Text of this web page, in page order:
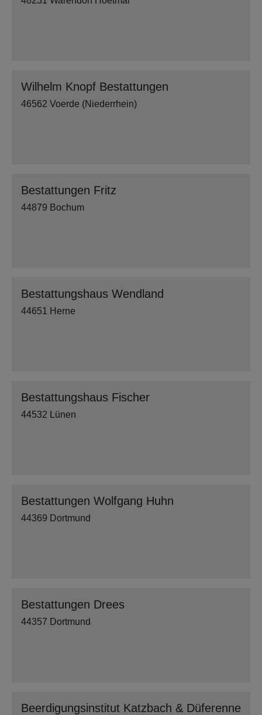
Wilhelm Knopf Bestattungen
46562 Voerde (Niederrhein)
Bestattungen Fritz
44879 Bochum
Bestattungshaus Wendland
44651 Herne
Bestattungshaus Fischer
44532 Lünen
Bestattungen Wolfgang Huhn
44369 Dortmund
Bestattungen Drees
44357 Dortmund
Beerdigungsinstitut Katzbach & Düferenne